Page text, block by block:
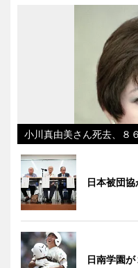
小川真由美さん死去、８
日本被団
日南学園